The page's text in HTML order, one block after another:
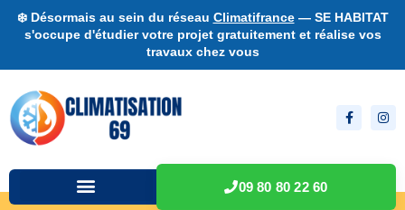
❄️ Désormais au sein du réseau Climatifrance— SE HABITAT
s'occupe d'étudier votre projet gratuitement et réalise vos
travaux chez vous
09 80 80 22 60